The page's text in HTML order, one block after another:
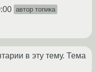
автор топика
в эту тему. Тема